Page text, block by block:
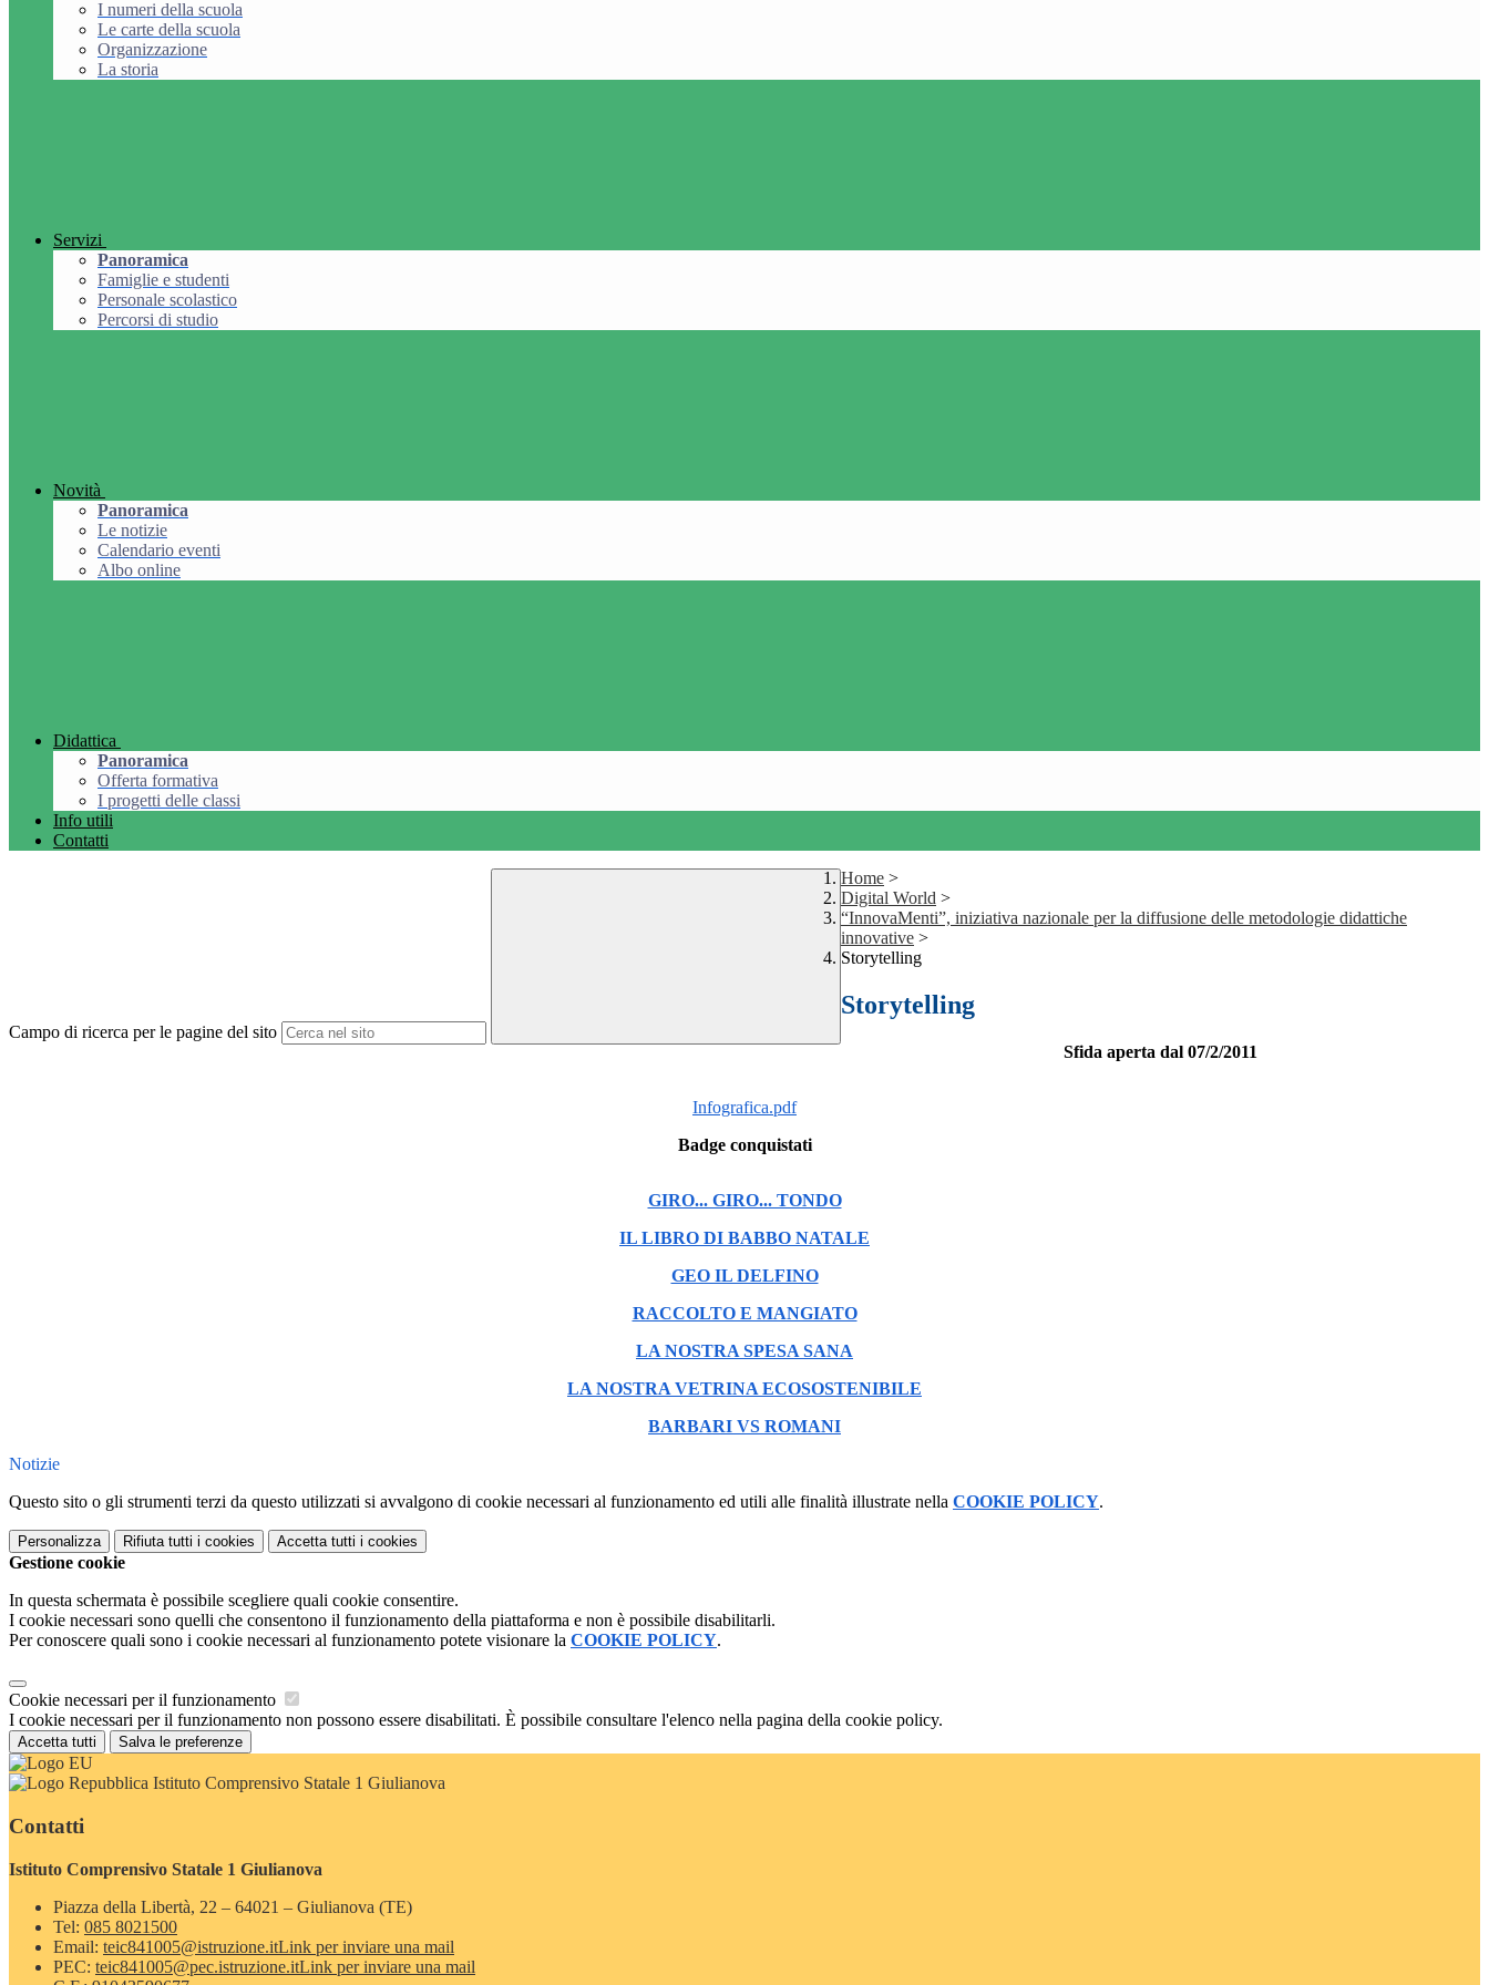
I numeri della scuola
Le carte della scuola
Organizzazione
La storia
Servizi
Panoramica
Famiglie e studenti
Personale scolastico
Percorsi di studio
Novità
Panoramica
Le notizie
Calendario eventi
Albo online
Didattica
Panoramica
Offerta formativa
I progetti delle classi
Info utili
Contatti
Campo di ricerca per le pagine del sito
Home >
Digital World >
“InnovaMenti”, iniziativa nazionale per la diffusione delle metodologie didattiche
innovative >
Storytelling
Storytelling
Sfida aperta dal 07/2/2011
Infografica.pdf
Badge conquistati
GIRO... GIRO... TONDO
IL LIBRO DI BABBO NATALE
GEO IL DELFINO
RACCOLTO E MANGIATO
LA NOSTRA SPESA SANA
LA NOSTRA VETRINA ECOSOSTENIBILE
BARBARI VS ROMANI
Notizie
Questo sito o gli strumenti terzi da questo utilizzati si avvalgono di cookie necessari al funzionamento ed utili alle finalità illustrate nella COOKIE POLICY.
Personalizza Rifiuta tutti i cookies Accetta tutti i cookies
Gestione cookie
In questa schermata è possibile scegliere quali cookie consentire.
I cookie necessari sono quelli che consentono il funzionamento della piattaforma e non è possibile disabilitarli.
Per conoscere quali sono i cookie necessari al funzionamento potete visionare la COOKIE POLICY.
Cookie necessari per il funzionamento
I cookie necessari per il funzionamento non possono essere disabilitati. È possibile consultare l'elenco nella pagina della cookie policy.
Accetta tutti Salva le preferenze
Istituto Comprensivo Statale 1 Giulianova
Contatti
Istituto Comprensivo Statale 1 Giulianova
Piazza della Libertà, 22 – 64021 – Giulianova (TE)
Tel: 085 8021500
Email: teic841005@istruzione.itLink per inviare una mail
PEC: teic841005@pec.istruzione.itLink per inviare una mail